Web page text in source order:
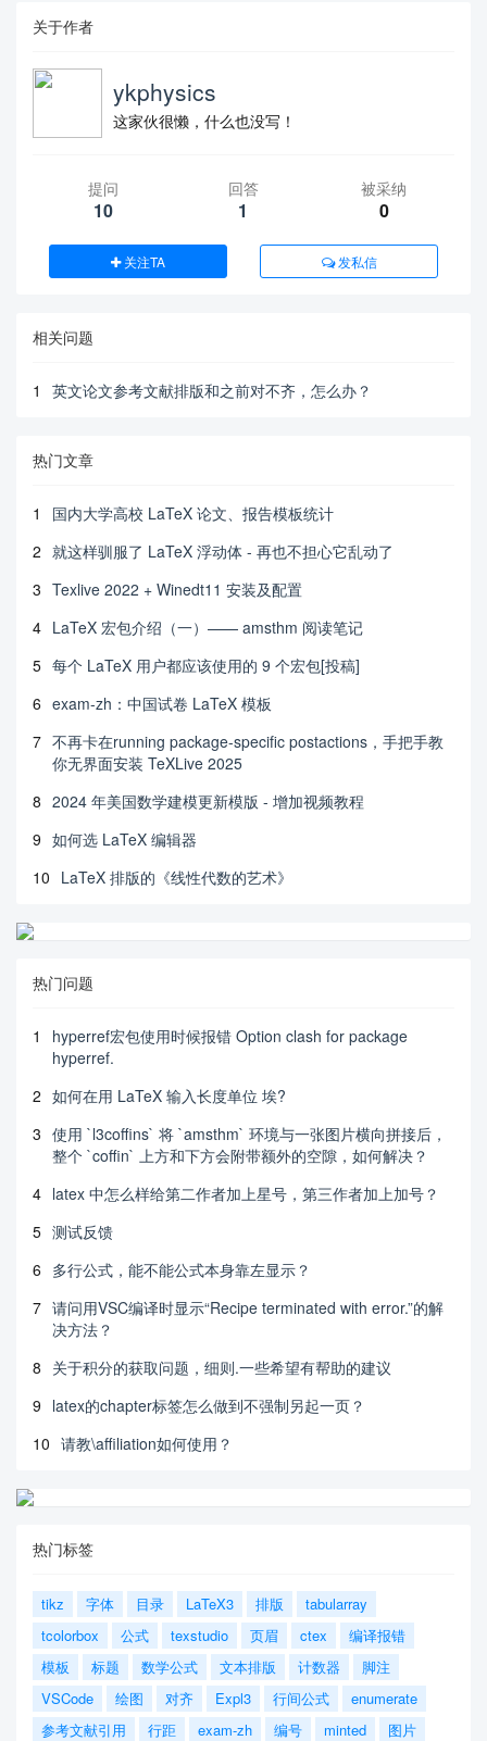
关于作者
ykphysics
这家伙很懒，什么也没写！
提问
10
回答
1
被采纳
0
关注TA 发私信
相关问题
1 英文论文参考文献排版和之前对不齐，怎么办？
热门文章
1
国内大学高校 LaTeX 论文、报告模板统计
2 就这样驯服了 LaTeX 浮动体 - 再也不担心它乱动了
3 Texlive 2022 + Winedt11 安装及配置
4 LaTeX 宏包介绍（一）—— amsthm 阅读笔记
5 每个 LaTeX 用户都应该使用的 9 个宏包[投稿]
6 exam-zh：中国试卷 LaTeX 模板
7 不再卡在running package-specific postactions，手把手教
你无界面安装 TeXLive 2025
8 2024 年美国数学建模更新模版 - 增加视频教程
9 如何选 LaTeX 编辑器
10 LaTeX 排版的《线性代数的艺术》
热门问题
1
hyperref宏包使用时候报错 Option clash for package
hyperref.
2 如何在用 LaTeX 输入长度单位 埃?
3 使用 `l3coffins` 将 `amsthm` 环境与一张图片横向拼接后，
整个 `coffin` 上方和下方会附带额外的空隙，如何解决？
4 latex 中怎么样给第二作者加上星号，第三作者加上加号？
5 测试反馈
6 多行公式，能不能公式本身靠左显示？
7 请问用VSC编译时显示“Recipe terminated with error.”的解
决方法？
8 关于积分的获取问题，细则.一些希望有帮助的建议
9 latex的chapter标签怎么做到不强制另起一页？
10 请教\affiliation如何使用？
热门标签
tikz 字体 目录 LaTeX3 排版
tabularray
tcolorbox
公式 texstudio 页眉 ctex
编译报错
模板
标题 数学公式 文本排版 计数器
脚注
VSCode
绘图 对齐 Expl3 行间公式
enumerate
参考文献引用
行距 exam-zh 编号 minted
图片